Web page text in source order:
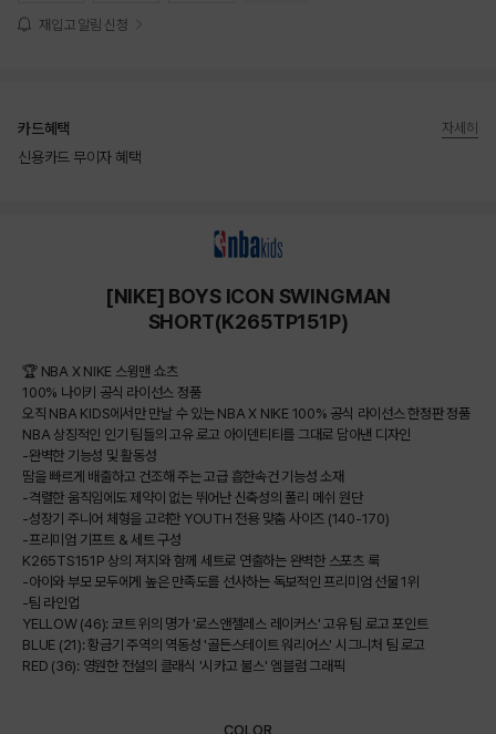
재입고 알림 신청
카드혜택
신용카드 무이자 혜택
자세히
[NIKE] BOYS ICON SWINGMAN
SHORT(K265TP151P)
🏆 NBA X NIKE 스윙맨 쇼츠
100% 나이키 공식 라이선스 정품
오직 NBA KIDS에서만 만날 수 있는 NBA X NIKE 100% 공식 라이선스 한정판 정품
NBA 상징적인 인기 팀들의 고유 로고 아이덴티티를 그대로 담아낸 디자인
-완벽한 기능성 및 활동성
땀을 빠르게 배출하고 건조해 주는 고급 흡한속건 기능성 소재
-격렬한 움직임에도 제약이 없는 뛰어난 신축성의 폴리 메쉬 원단
-성장기 주니어 체형을 고려한 YOUTH 전용 맞춤 사이즈 (140-170)
-프리미엄 기프트 & 세트 구성
K265TS151P 상의 져지와 함께 세트로 연출하는 완벽한 스포츠 룩
-아이와 부모 모두에게 높은 만족도를 선사하는 독보적인 프리미엄 선물 1위
-팀 라인업
YELLOW (46): 코트 위의 명가 '로스앤젤레스 레이커스' 고유 팀 로고 포인트
BLUE (21): 황금기 주역의 역동성 '골든스테이트 워리어스' 시그니처 팀 로고
RED (36): 영원한 전설의 클래식 '시카고 불스' 엠블럼 그래픽
COLOR